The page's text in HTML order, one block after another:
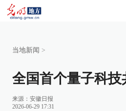
当地新闻 >
全国首个量子科技
来源： 安徽日报
2026-06-29 17:31